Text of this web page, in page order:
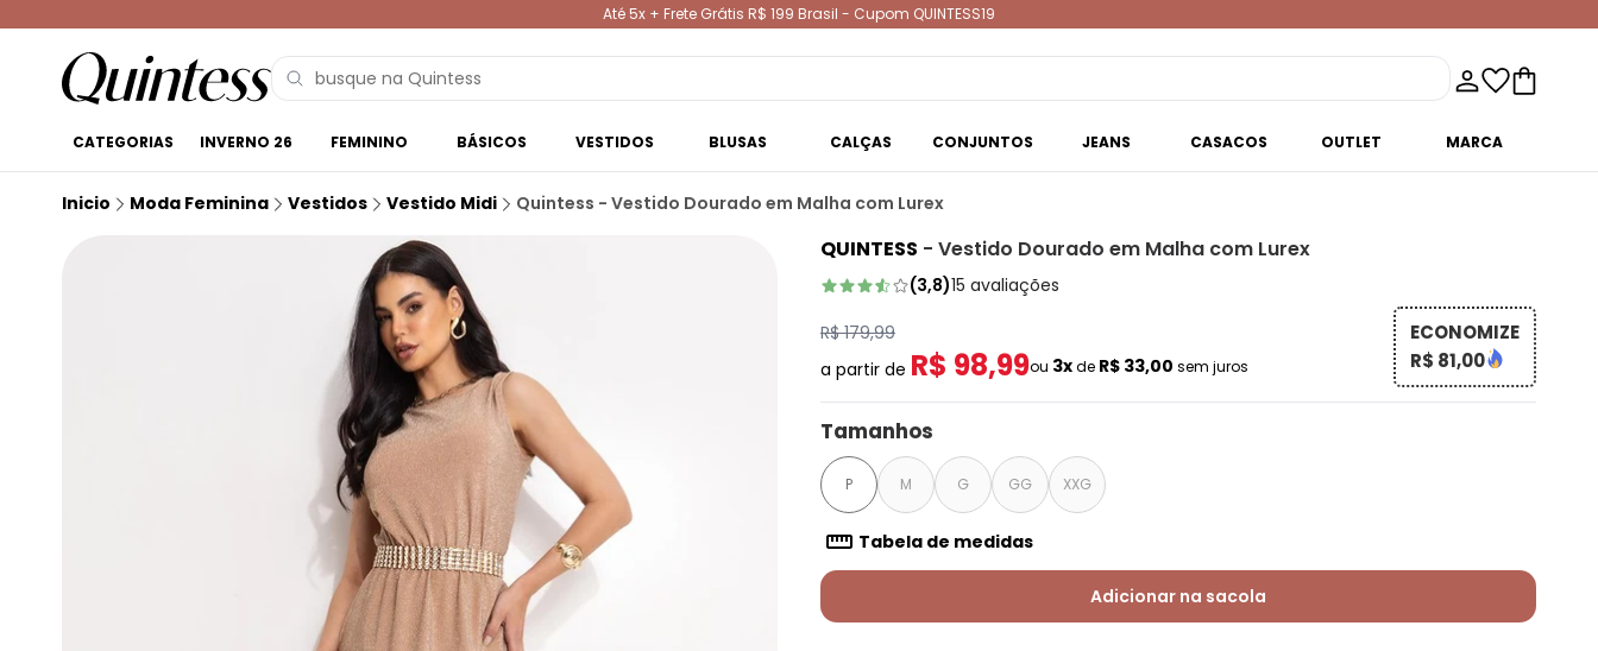
Até 5x + Frete Grátis R$ 199 Brasil - Cupom QUINTESS19
CATEGORIAS INVERNO 26 FEMININO BÁSICOS VESTIDOS BLUSAS CALÇAS CONJUNTOS JEANS CASACOS OUTLET MARCA
Inicio Moda Feminina Vestidos Vestido Midi Quintess - Vestido Dourado em Malha com Lurex
QUINTESS - Vestido Dourado em Malha com Lurex
(3,8)15 avaliações
R$ 179,99
a partir de R$ 98,99ou 3xde R$ 33,00 sem juros
ECONOMIZE
R$ 81,00
Tamanhos
P M G GG XXG
Tabela de medidas
Adicionar na sacola